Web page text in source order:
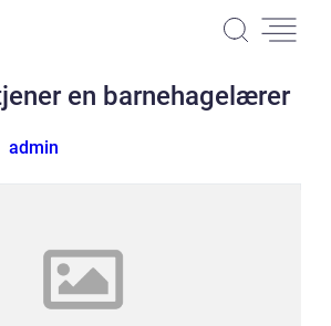
en barnehagelærer
admin